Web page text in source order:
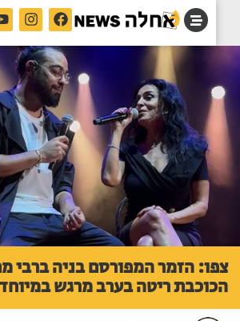
הזמר המפורסם בניה ברבי
ריטה בערב מרגש במיוחד